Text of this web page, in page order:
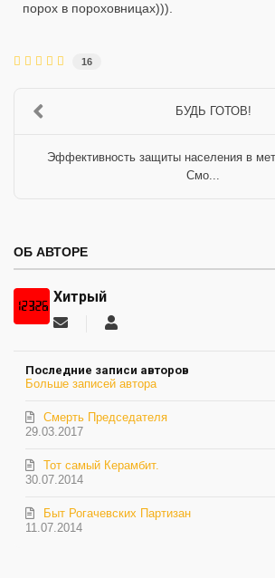
порох в пороховницах))).
16
БУДЬ ГОТОВ!
Эффективность защиты населения в
Смо...
ОБ АВТОРЕ
Хитрый
Подписаться
автора
Последние записи авторов
Больше записей автора
29.03.2017
Смерть Председателя
30.07.2014
Тот самый Керамбит.
11.07.2014
Быт Рогачевских Партизан